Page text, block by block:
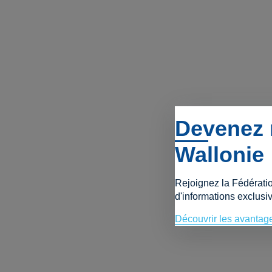
Wallonie
Rejoignez la
d'informations
Découvrir les